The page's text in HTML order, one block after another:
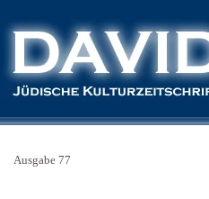
Ausgabe 77